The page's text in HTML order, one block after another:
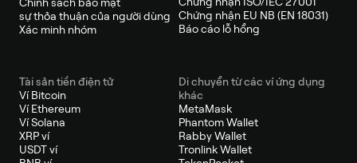
sự thỏa thuận của người dùng
Xác minh nhóm
Chứng nhận EU NB (EN 18031)
Báo cáo lỗ hổng
Tài sản tiền điện tử
Ví Bitcoin
Ví Ethereum
Ví Solana
XRP ví
USDT ví
Di chuyển từ các ví ứng dụng
khác
MetaMask
Phantom Wallet
Rabby Wallet
Tronlink Wallet